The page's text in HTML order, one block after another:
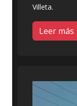
Villeta.
Leer más